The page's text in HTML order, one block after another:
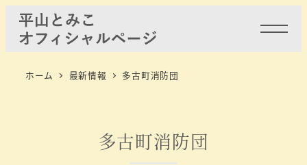
ホーム 最新情報 多古町消防団
多古町消防団